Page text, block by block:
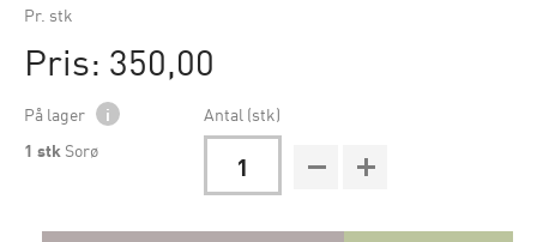
Pr. stk
Pris: 350,00
På lager
i
1 stk Sorø
Antal (stk)